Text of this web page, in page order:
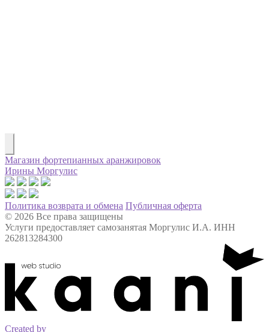
Магазин фортепианных аранжировок
Ирины Моргулис
Политика возврата и обмена Публичная оферта
© 2026 Все права защищены
Услуги предоставляет самозанятая Моргулис И.А. ИНН
262813284300
Created by